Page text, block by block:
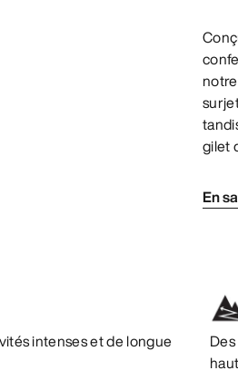
gilet
En
intenses et de longue